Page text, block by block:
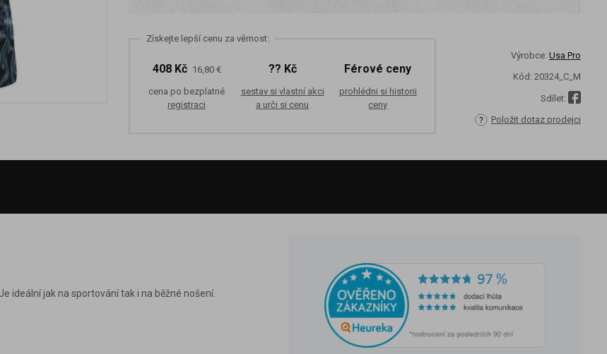
Získejte lepší cenu za věrnost:
408 Kč 16,80 €
cena po bezplatné
registraci
?? Kč
sestav si vlastní akci
a urči si cenu
Férové ceny
prohlédni si historii
ceny
Výrobce: Usa Pro
Kód: 20324_C_M
Sdílet:
Položit dotaz prodejci
ideální jak na sportování tak i na běžné nošení.